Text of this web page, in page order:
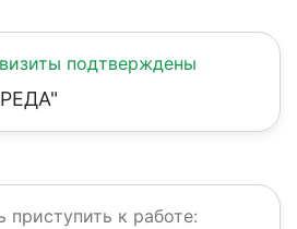
подтверждены
приступить к работе: